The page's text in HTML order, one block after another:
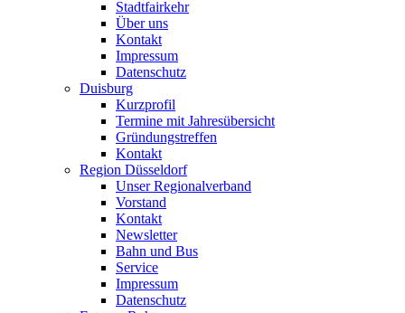
Stadtfairkehr
Über uns
Kontakt
Impressum
Datenschutz
Duisburg
Kurzprofil
Termine mit Jahresübersicht
Gründungstreffen
Kontakt
Region Düsseldorf
Unser Regionalverband
Vorstand
Kontakt
Newsletter
Bahn und Bus
Service
Impressum
Datenschutz